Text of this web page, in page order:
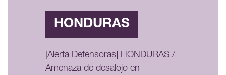
HONDURAS
[Alerta Defensoras] HONDURAS /
Amenaza de desalojo en